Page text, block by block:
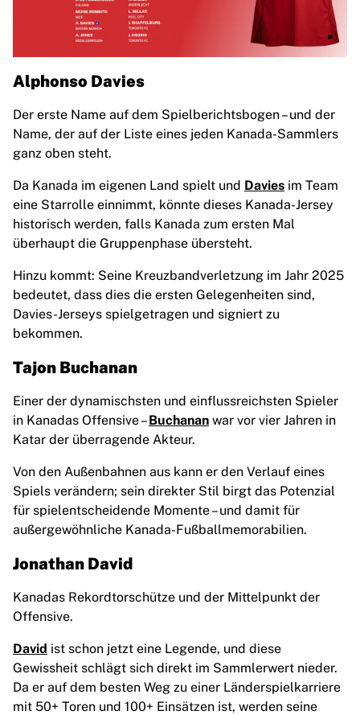
Alphonso Davies
Der erste Name auf dem Spielberichtsbogen – und der
Name, der auf der Liste eines jeden Kanada-Sammlers
ganz oben steht.
Da Kanada im eigenen Land spielt und Davies im Team
eine Starrolle einnimmt, könnte dieses Kanada-Jersey
historisch werden, falls Kanada zum ersten Mal
überhaupt die Gruppenphase übersteht.
Hinzu kommt: Seine Kreuzbandverletzung im Jahr 2025
bedeutet, dass dies die ersten Gelegenheiten sind,
Davies-Jerseys spielgetragen und signiert zu
bekommen.
Tajon Buchanan
Einer der dynamischsten und einflussreichsten Spieler
in Kanadas Offensive –Buchanan war vor vier Jahren in
Katar der überragende Akteur.
Von den Außenbahnen aus kann er den Verlauf eines
Spiels verändern; sein direkter Stil birgt das Potenzial
für spielentscheidende Momente – und damit für
außergewöhnliche Kanada-Fußballmemorabilien.
Jonathan David
Kanadas Rekordtorschütze und der Mittelpunkt der
Offensive.
David ist schon jetzt eine Legende, und diese
Gewissheit schlägt sich direkt im Sammlerwert nieder.
Da er auf dem besten Weg zu einer Länderspielkarriere
mit 50+ Toren und 100+ Einsätzen ist, werden seine